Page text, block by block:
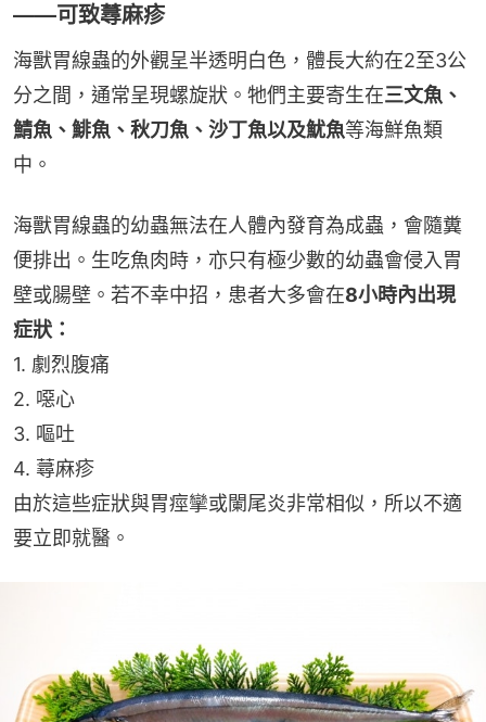
——可致蕁麻疹
海獸胃線蟲的外觀呈半透明白色，體長大約在2至3公
分之間，通常呈現螺旋狀。牠們主要寄生在三文魚、
鯖魚、鯡魚、秋刀魚、沙丁魚以及魷魚等海鮮魚類
中。
海獸胃線蟲的幼蟲無法在人體內發育為成蟲，會隨糞
便排出。生吃魚肉時，亦只有極少數的幼蟲會侵入胃
壁或腸壁。若不幸中招，患者大多會在8小時內出現
症狀：
1. 劇烈腹痛
2. 噁心
3. 嘔吐
4. 蕁麻疹
由於這些症狀與胃痙攣或闌尾炎非常相似，所以不適
要立即就醫。